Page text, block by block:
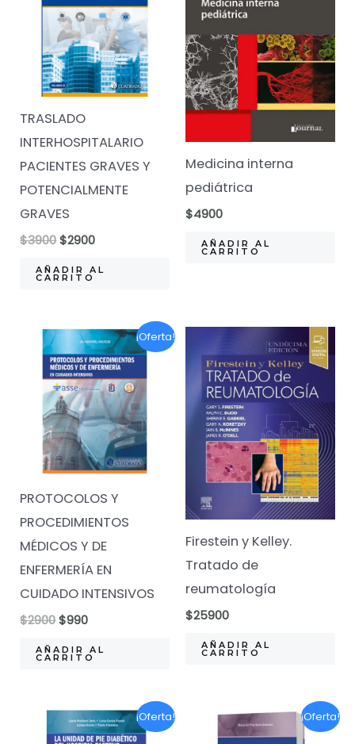
TRASLADO
INTERHOSPITALARIO
PACIENTES GRAVES Y
POTENCIALMENTE
GRAVES
$3900El
original
era:
$2900El
actual
AÑADIR AL
CARRITO
Medicina interna
pediátrica
$4900
AÑADIR AL
CARRITO
¡Oferta!
PROTOCOLOS Y
PROCEDIMIENTOS
MÉDICOS Y DE
ENFERMERÍA EN
CUIDADO INTENSIVOS
$2900El
original
era:
$990El
actual
es:
AÑADIR AL
CARRITO
Firestein y Kelley.
Tratado de
reumatología
$25900
AÑADIR AL
CARRITO
¡Oferta! ¡Oferta!